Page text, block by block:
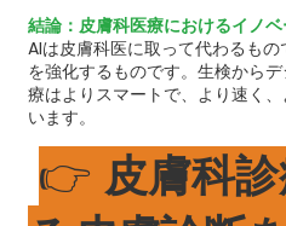
結論：皮膚科医療におけるイノ
AIは皮膚科医に取って代わるも
を強化するものです。生検から
療はよりスマートで、より速く
います。
👉皮膚科